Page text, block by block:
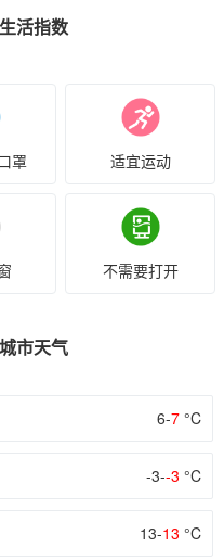
活指数
罩 适宜运动
不需要打开
市天气
6-7 °C
-3--3 °C
13-13 °C